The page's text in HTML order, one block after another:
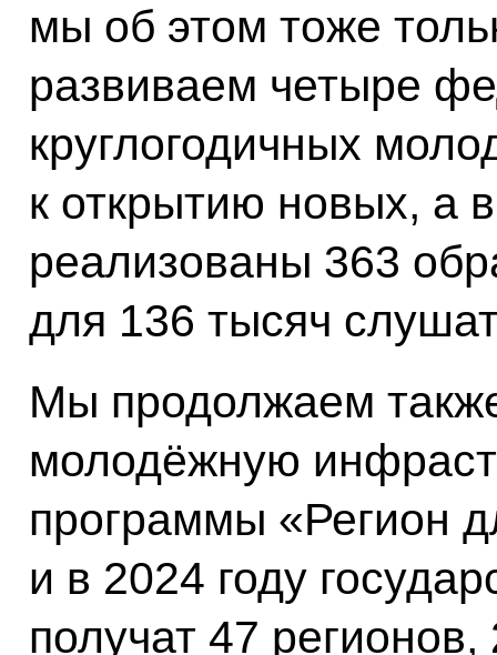
мы об этом тоже
развиваем четыре
круглогодичных
к открытию новых, а
реализованы 363
для 136 тысяч
Мы продолжаем
молодёжную
программы «Регион
и в 2024 году
получат 47